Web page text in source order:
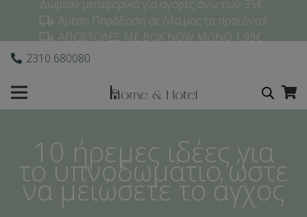
Δωρεάν μεταφορικά για αγορές άνω των 35€
Άμεση Παράδοση σε όλα μας τα προϊόντα!
ΑΠΟΣΤΟΛΕΣ ΜΕ BOX NOW ΜΟΝΟ 1,99€
2310 680080
10 ήρεμες ιδέες για
το υπνοδωμάτιο ώστε
να μειώσετε το άγχος